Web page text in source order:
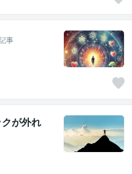
事
クが外れ